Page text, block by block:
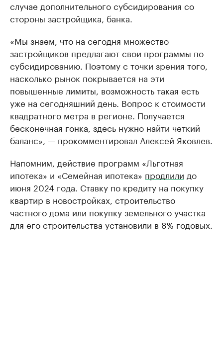
случае дополнительного субсидирования со
стороны застройщика, банка.
«Мы знаем, что на сегодня множество
застройщиков предлагают свои программы по
субсидированию. Поэтому с точки зрения того,
насколько рынок покрывается на эти
повышенные лимиты, возможность такая есть
уже на сегодняшний день. Вопрос к стоимости
квадратного метра в регионе. Получается
бесконечная гонка, здесь нужно найти четкий
баланс», — прокомментировал Алексей Яковлев.
Напомним, действие программ «Льготная
ипотека» и «Семейная ипотека» продлили до
июня 2024 года. Ставку по кредиту на покупку
квартир в новостройках, строительство
частного дома или покупку земельного участка
для его строительства установили в 8% годовых.